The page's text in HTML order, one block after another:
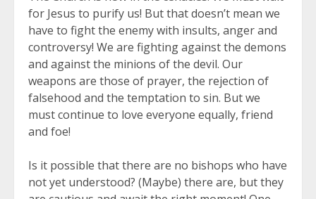
for Jesus to purify us! But that doesn’t mean we
have to fight the enemy with insults, anger and
controversy! We are fighting against the demons
and against the minions of the devil. Our
weapons are those of prayer, the rejection of
falsehood and the temptation to sin. But we
must continue to love everyone equally, friend
and foe!
Is it possible that there are no bishops who have
not yet understood? (Maybe) there are, but they